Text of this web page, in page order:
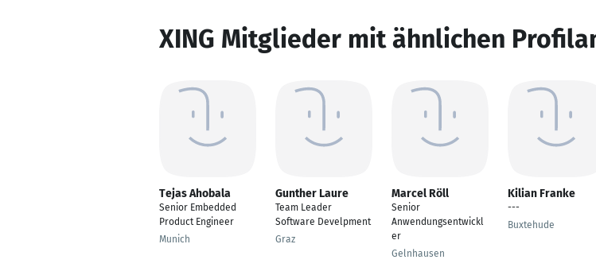
XING Mitglieder mit ähnlichen
Tejas Ahobala
Senior Embedded
Product Engineer
Munich
Gunther Laure
Team Leader
Software Develpment
Graz
Marcel Röll
Senior
Anwendungsentwickl
er
Gelnhausen
Kilian Franke
---
Buxtehude